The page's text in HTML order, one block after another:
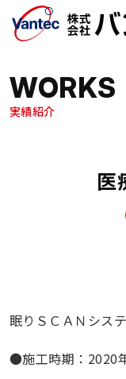
メインコンテンツへ
WORKS
実績紹介
医
眠りＳＣＡＮシス
●施工時期：2020